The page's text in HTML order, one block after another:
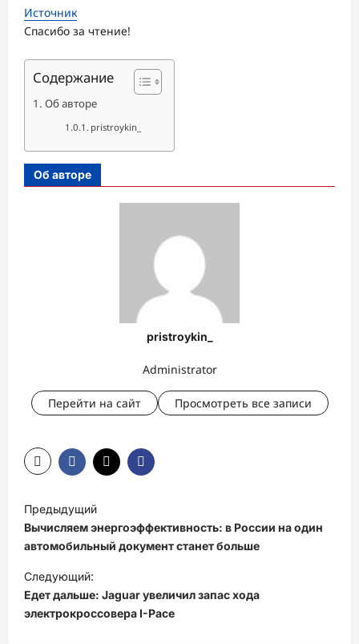
Источник
Спасибо за чтение!
Содержание
Об авторе
pristroykin_
Об авторе
pristroykin_
Administrator
Перейти на сайт Просмотреть все записи
а
в
и
г
а
Предыдущий
Вычисляем энергоэффективность: в России на один
автомобильный документ станет больше
Следующий:
Едет дальше: Jaguar увеличил запас хода
электрокроссовера I-Pace